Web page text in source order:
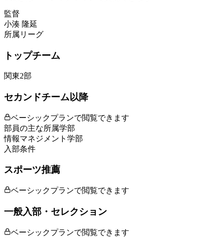
監督
小湊 隆延
所属リーグ
トップチーム
関東2部
セカンドチーム以降
ベーシックプランで閲覧できます
部員の主な所属学部
情報マネジメント学部
入部条件
スポーツ推薦
ベーシックプランで閲覧できます
一般入部・セレクション
ベーシックプランで閲覧できます